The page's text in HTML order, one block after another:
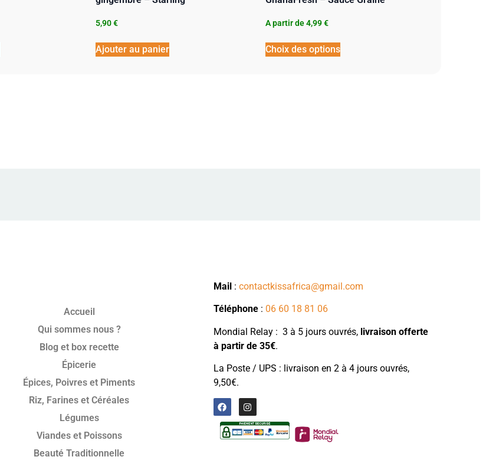
5,90€
Ajouter au panier
A partir de4,99€
Choix des options
Accueil
Qui sommes nous ?
Blog et box recette
Épicerie
Épices, Poivres et Piments
Riz, Farines et Céréales
Légumes
Viandes et Poissons
Beauté Traditionnelle
Mail: contactkissafrica@gmail.com
Téléphone: 06 60 18 81 06
Mondial Relay : 3 à 5 jours ouvrés, livraison offerte
à partir de 35€.
La Poste / UPS : livraison en 2 à 4 jours ouvrés,
9,50€.